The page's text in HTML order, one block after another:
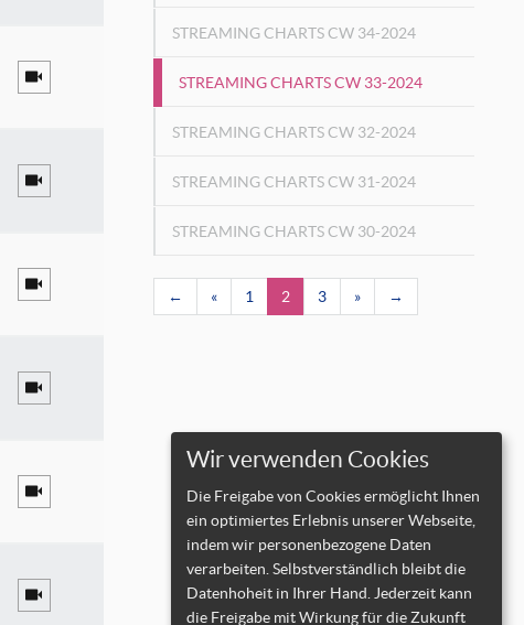
STREAMING CHARTS CW 34-2024
STREAMING CHARTS CW 33-2024
STREAMING CHARTS CW 32-2024
STREAMING CHARTS CW 31-2024
STREAMING CHARTS CW 30-2024
← « 1 2 3 » →
Wir verwenden Cookies
Die Freigabe von Cookies ermöglicht Ihnen
ein optimiertes Erlebnis unserer Webseite,
indem wir personenbezogene Daten
verarbeiten. Selbstverständlich bleibt die
Datenhoheit in Ihrer Hand. Jederzeit kann
die Freigabe mit Wirkung für die Zukunft